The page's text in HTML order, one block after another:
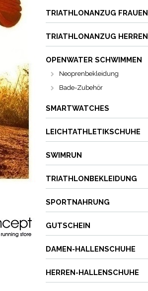
TRIATHLONANZUG FRAUEN
TRIATHLONANZUG HERREN
OPENWATER SCHWIMMEN
Neoprenbekleidung
Bade-Zubehör
SMARTWATCHES
LEICHTATHLETIKSCHUHE
SWIMRUN
TRIATHLONBEKLEIDUNG
SPORTNAHRUNG
GUTSCHEIN
DAMEN-HALLENSCHUHE
HERREN-HALLENSCHUHE